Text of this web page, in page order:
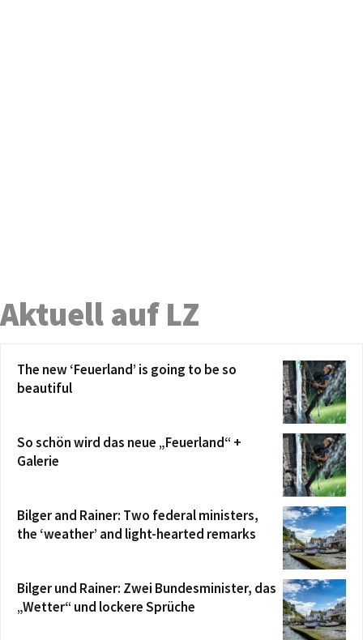
Aktuell auf LZ
The new ‘Feuerland’ is going to be so
beautiful
So schön wird das neue „Feuerland“ +
Galerie
Bilger and Rainer: Two federal ministers,
the ‘weather’ and light-hearted remarks
Bilger und Rainer: Zwei Bundesminister, das
„Wetter“ und lockere Sprüche